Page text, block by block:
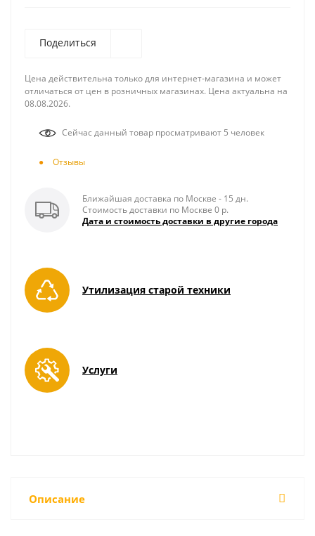
Поделиться
Цена действительна только для интернет-магазина и может
отличаться от цен в розничных магазинах. Цена актуальна на
08.08.2026.
Сейчас данный товар просматривают 5 человек
Отзывы
Ближайшая доставка по Москве - 15 дн.
Стоимость доставки по Москве 0 р.
Дата и стоимость доставки в другие города
Утилизация старой техники
Услуги
Описание